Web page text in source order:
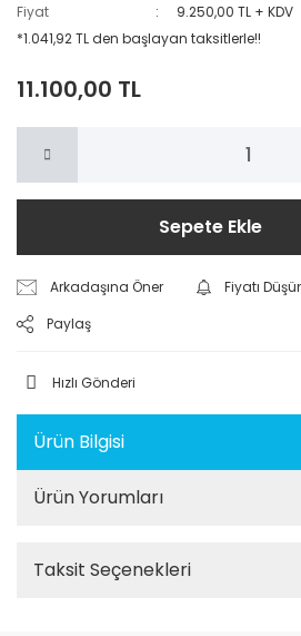
Fiyat
9.250,00 TL + KDV
*1.041,92 TL den başlayan taksitlerle!!
11.100,00 TL
Sepete Ekle
Arkadaşına Öner
Fiyatı
Paylaş
Hızlı Gönderi
Ürün Bilgisi
Ürün Yorumları
Taksit Seçenekleri